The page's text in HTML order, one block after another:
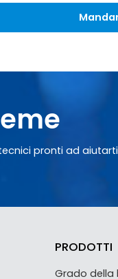
pronti ad
PRODOTTI
Grado della